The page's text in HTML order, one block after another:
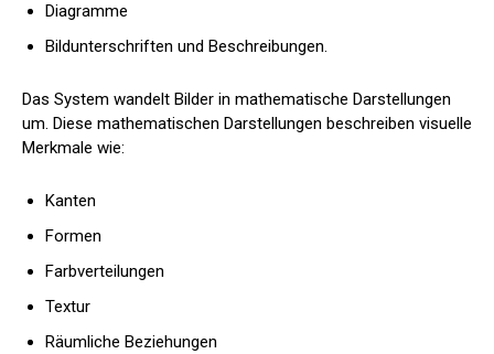
Diagramme
Bildunterschriften und Beschreibungen.
Das System wandelt Bilder in mathematische Darstellungen
um. Diese mathematischen Darstellungen beschreiben visuelle
Merkmale wie:
Kanten
Formen
Farbverteilungen
Textur
Räumliche Beziehungen